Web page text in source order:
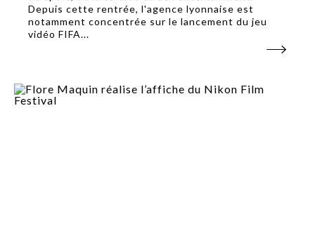
Depuis cette rentrée, l'agence lyonnaise est
notamment concentrée sur le lancement du jeu
vidéo FIFA...